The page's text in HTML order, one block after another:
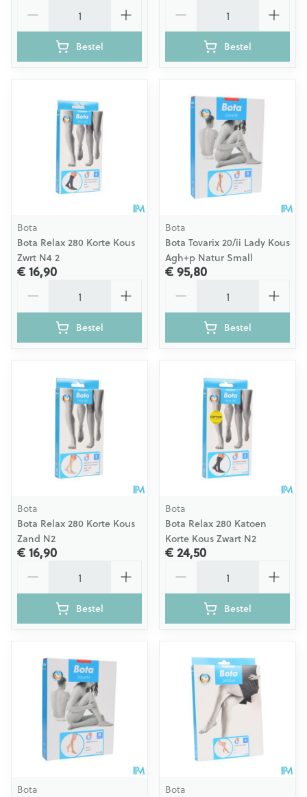
Bestel Bestel
Bota
Bota Relax 280 Korte Kous
Zwrt N4 2
€ 16,90
Bestel
Bota
Bota Tovarix 20/ii Lady Kous
Agh+p Natur Small
€ 95,80
Bestel
Bota
Bota Relax 280 Korte Kous
Zand N2
€ 16,90
Bestel
Bota
Bota Relax 280 Katoen
Korte Kous Zwart N2
€ 24,50
Bestel
Bota Bota